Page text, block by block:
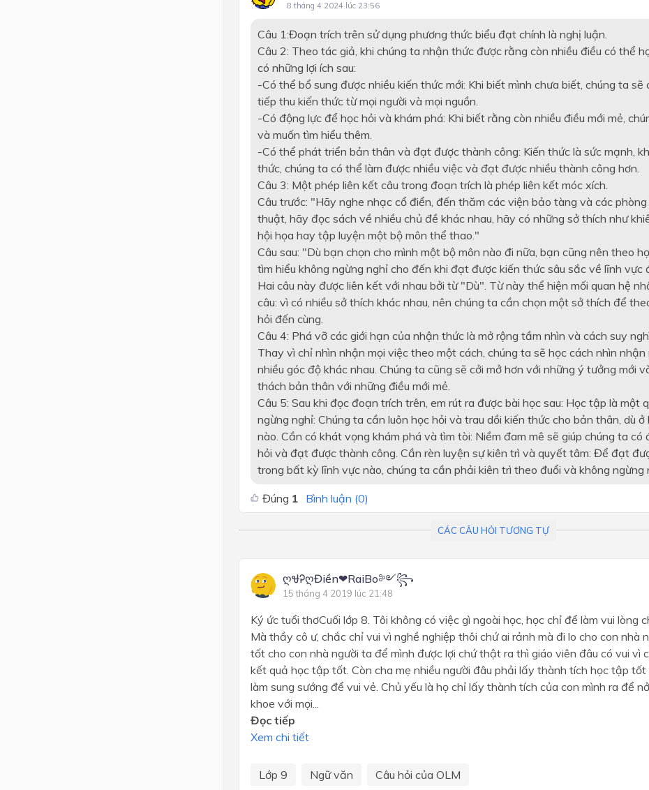
8 tháng 4 2024 lúc 23:56
Câu 1:Đoạn trích trên sử dụng phương thức biểu đạt chính là nghị luận.
Câu 2: Theo tác giả, khi chúng ta nhận thức được rằng còn nhiều điều có thể
có những lợi ích sau:
-Có thể bổ sung được nhiều kiến thức mới: Khi biết mình chưa biết, chúng ta sẽ
tiếp thu kiến thức từ mọi người và mọi nguồn.
-Có động lực để học hỏi và khám phá: Khi biết rằng còn nhiều điều mới mẻ,
và muốn tìm hiểu thêm.
-Có thể phát triển bản thân và đạt được thành công: Kiến thức là sức mạnh,
thức, chúng ta có thể làm được nhiều việc và đạt được nhiều thành công hơn.
Câu 3: Một phép liên kết câu trong đoạn trích là phép liên kết móc xích.
Câu trước: "Hãy nghe nhạc cổ điển, đến thăm các viện bảo tàng và các
thuật, hãy đọc sách về nhiều chủ đề khác nhau, hãy có những sở thích như
hội họa hay tập luyện một bộ môn thể thao."
Câu sau: "Dù bạn chọn cho mình một bộ môn nào đi nữa, bạn cũng nên theo
tìm hiểu không ngừng nghỉ cho đến khi đạt được kiến thức sâu sắc về lĩnh vực
Hai câu này được liên kết với nhau bởi từ "Dù". Từ này thể hiện mối quan hệ
câu: vì có nhiều sở thích khác nhau, nên chúng ta cần chọn một sở thích để
hỏi đến cùng.
Câu 4: Phá vỡ các giới hạn của nhận thức là mở rộng tầm nhìn và cách suy
Thay vì chỉ nhìn nhận mọi việc theo một cách, chúng ta sẽ học cách nhìn nhận
nhiều góc độ khác nhau. Chúng ta cũng sẽ cởi mở hơn với những ý tưởng mới
thách bản thân với những điều mới mẻ.
Câu 5: Sau khi đọc đoạn trích trên, em rút ra được bài học sau: Học tập là một
ngừng nghỉ: Chúng ta cần luôn học hỏi và trau dồi kiến thức cho bản thân, dù
nào. Cần có khát vọng khám phá và tìm tòi: Niềm đam mê sẽ giúp chúng ta có
hỏi và đạt được thành công. Cần rèn luyện sự kiên trì và quyết tâm: Để đạt
trong bất kỳ lĩnh vực nào, chúng ta cần phải kiên trì theo đuổi và không ngừng
Đúng 1 Bình luận (0)
CÁC CÂU HỎI TƯƠNG TỰ
ღᏠᎮღĐiền❤RaiBo༻꧂
15 tháng 4 2019 lúc 21:48
Ký ức tuổi thơCuối lớp 8. Tôi không có việc gì ngoài học, học chỉ để làm vui lòng
Mà thầy cô ư, chắc chỉ vui vì nghề nghiệp thôi chứ ai rảnh mà đi lo cho con nhà
tốt cho con nhà người ta để mình được lợi chứ thật ra thì giáo viên đâu có vui vì
kết quả học tập tốt. Còn cha mẹ nhiều người đâu phải lấy thành tích học tập tốt
làm sung sướng để vui vẻ. Chủ yếu là họ chỉ lấy thành tích của con mình ra để
khoe với mọi...
Đọc tiếp
Xem chi tiết
Lớp 9 Ngữ văn Câu hỏi của OLM